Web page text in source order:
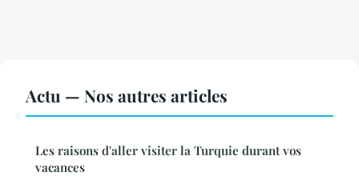
Actu — Nos autres articles
Les raisons d'aller visiter la Turquie durant vos
vacances